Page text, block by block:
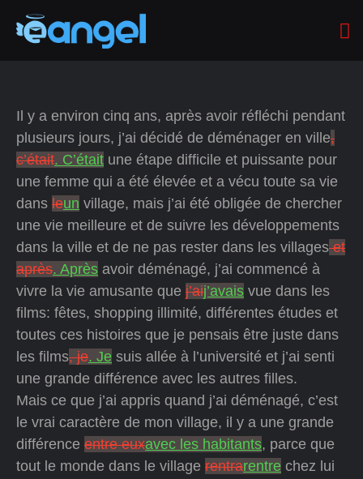
Il y a environ cinq ans, après avoir réfléchi pendant
plusieurs jours, j’ai décidé de déménager en ville,
c’était. C’était une étape difficile et puissante pour
une femme qui a été élevée et a vécu toute sa vie
dans leun village, mais j’ai été obligée de chercher
une vie meilleure et de suivre les développements
dans la ville et de ne pas rester dans les villageset
après. Après avoir déménagé, j’ai commencé à
vivre la vie amusante que j’aij’avais vue dans les
films: fêtes, shopping illimité, différentes études et
toutes ces histoires que je pensais être juste dans
les films, je. Je suis allée à l’université et j’ai senti
une grande différence avec les autres filles.
Mais ce que j’ai appris quand j’ai déménagé, c’est
le vrai caractère de mon village, il y a une grande
différence entre euxavec les habitants, parce que
tout le monde dans le village rentrarentre chez lui